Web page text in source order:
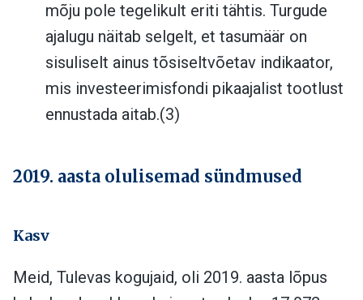
mõju pole tegelikult eriti tähtis. Turgude
ajalugu näitab selgelt, et tasumäär on
sisuliselt ainus tõsiseltvõetav indikaator,
mis investeerimisfondi pikaajalist tootlust
ennustada aitab.(3)
2019. aasta olulisemad sündmused
Kasv
Meid, Tulevas kogujaid, oli 2019. aasta lõpus